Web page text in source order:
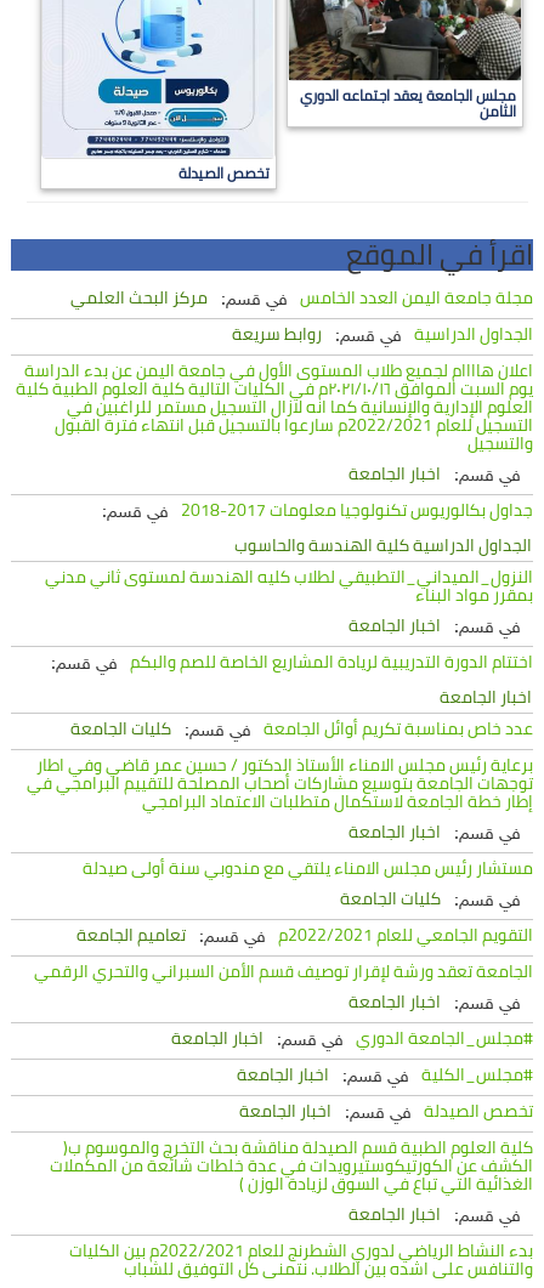
مجلس الجامعة يعقد اجتماعه الدوري
الثامن
تخصص الصيدلة
اقرأ في الموقع
مجلة جامعة اليمن العدد الخامس في قسم:
مركز البحث العلمي
الجداول الدراسية
في قسم:
روابط سريعة
اعلان هاااام لجميع طلاب المستوى الأول في جامعة اليمن عن بدء الدراسة
يوم السبت الموافق ٢٠٢١/١٠/١٦م في الكليات التالية كلية العلوم الطبية كلية
العلوم الإدارية والإنسانية كما انه لازال التسجيل مستمر للراغبين في
التسجيل للعام 2022/2021م سارعوا بالتسجيل قبل انتهاء فترة القبول
والتسجيل
في قسم:
اخبار الجامعة
جداول بكالوريوس تكنولوجيا معلومات 2017-2018
في قسم:
الجداول الدراسية كلية الهندسة والحاسوب
النزول_الميداني_التطبيقي لطلاب كليه الهندسة لمستوى ثاني مدني
بمقرر مواد البناء
في قسم:
اخبار الجامعة
اختتام الدورة التدريبية لريادة المشاريع الخاصة للصم والبكم
في قسم:
اخبار الجامعة
عدد خاص بمناسبة تكريم أوائل الجامعة
في قسم:
كليات الجامعة
برعاية رئيس مجلس الامناء الأستاذ الدكتور / حسين عمر قاضي وفي اطار
توجهات الجامعة بتوسيع مشاركات أصحاب المصلحة للتقييم البرامجي في
إطار خطة الجامعة لاستكمال متطلبات الاعتماد البرامجي
في قسم:
اخبار الجامعة
مستشار رئيس مجلس الامناء يلتقي مع مندوبي سنة أولى صيدلة
في قسم:
كليات الجامعة
التقويم الجامعي للعام 2022/2021م
في قسم:
تعاميم الجامعة
الجامعة تعقد ورشة لإقرار توصيف قسم الأمن السبراني والتحري الرقمي
في قسم:
اخبار الجامعة
#مجلس_الجامعة الدوري
في قسم:
اخبار الجامعة
#مجلس_الكلية
في قسم:
اخبار الجامعة
تخصص الصيدلة
في قسم:
اخبار الجامعة
كلية العلوم الطبية قسم الصيدلة مناقشة بحث التخرج والموسوم ب(
الكشف عن الكورتيكوستيرويدات في عدة خلطات شائعة من المكملات
الغذائية التي تباع في السوق لزيادة الوزن )
في قسم:
اخبار الجامعة
بدء النشاط الرياضي لدوري الشطرنج للعام 2022/2021م بين الكليات
والتنافس على اشده بين الطلاب. نتمنى كل التوفيق للشباب